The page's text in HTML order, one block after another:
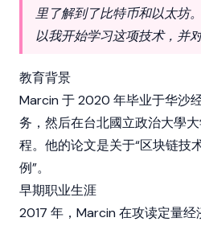
里了解到了比特币和以太坊
以我开始学习这项技术，并
教育背景
Marcin 于 2020 年毕业于华沙
务，然后在台北國立政治大學
程。他的论文是关于“区块链技
例”。
早期职业生涯
2017 年，Marcin 在攻读定量